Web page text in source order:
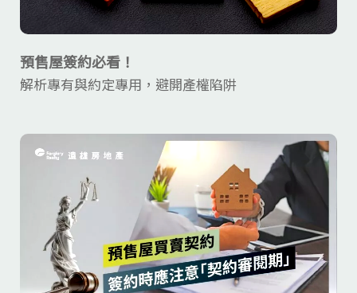
預售屋簽約必看！
解析專有與約定專用，避開產權陷阱